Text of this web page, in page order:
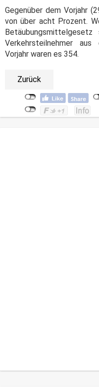
Gegenüber dem Vorjahr
von über acht Prozent.
Verkehrsteilnehmer
Vorjahr waren es 354.
Zurück